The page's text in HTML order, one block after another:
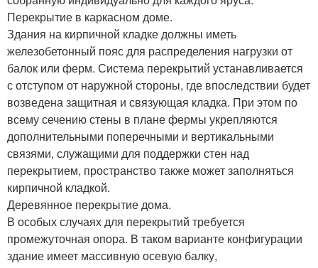
Перекрытие в каркасном доме.
Здания на кирпичной кладке должны иметь
железобетонный пояс для распределения нагрузки от
балок или ферм. Система перекрытий устанавливается
с отступом от наружной стороны, где впоследствии будет
возведена защитная и связующая кладка. При этом по
всему сечению стены в плане фермы укрепляются
дополнительными поперечными и вертикальными
связями, служащими для поддержки стен над
перекрытием, пространство также может заполняться
кирпичной кладкой.
Деревянное перекрытие дома.
В особых случаях для перекрытий требуется
промежуточная опора. В таком варианте конфигурации
здание имеет массивную осевую балку,